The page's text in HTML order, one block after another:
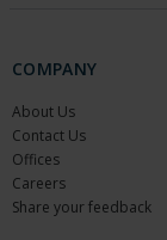
COMPANY
About Us
Contact Us
Offices
Careers
Share your feedback